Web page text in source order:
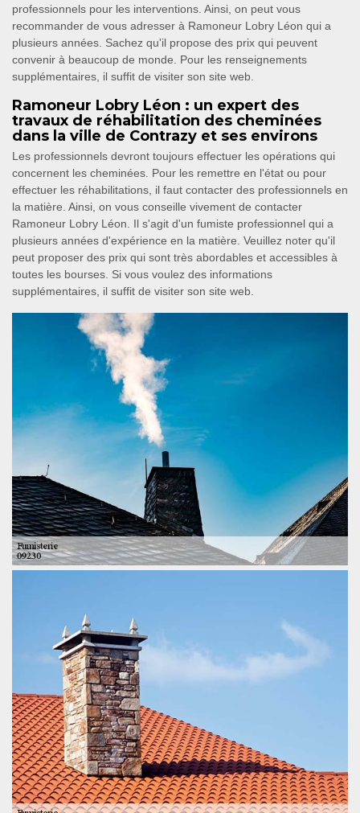
professionnels pour les interventions. Ainsi, on peut vous
recommander de vous adresser à Ramoneur Lobry Léon qui a
plusieurs années. Sachez qu'il propose des prix qui peuvent
convenir à beaucoup de monde. Pour les renseignements
supplémentaires, il suffit de visiter son site web.
Ramoneur Lobry Léon : un expert des
travaux de réhabilitation des cheminées
dans la ville de Contrazy et ses environs
Les professionnels devront toujours effectuer les opérations qui
concernent les cheminées. Pour les remettre en l'état ou pour
effectuer les réhabilitations, il faut contacter des professionnels en
la matière. Ainsi, on vous conseille vivement de contacter
Ramoneur Lobry Léon. Il s'agit d'un fumiste professionnel qui a
plusieurs années d'expérience en la matière. Veuillez noter qu'il
peut proposer des prix qui sont très abordables et accessibles à
toutes les bourses. Si vous voulez des informations
supplémentaires, il suffit de visiter son site web.